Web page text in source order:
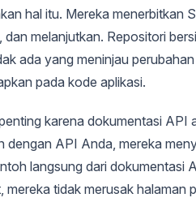
hal itu. Mereka menerbitkan
dan melanjutkan. Repositori
ada yang meninjau
pada kode aplikasi.
karena dokumentasi API
dengan API Anda, mereka
langsung dari dokumentasi
mereka tidak merusak